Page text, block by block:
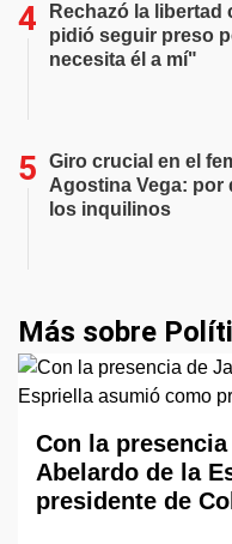
Rechazó la
pidió seguir preso
necesita él a mí"
Giro crucial en el
Agostina Vega: por
los inquilinos
Más sobre
Con la
Abelardo de la
presidente de